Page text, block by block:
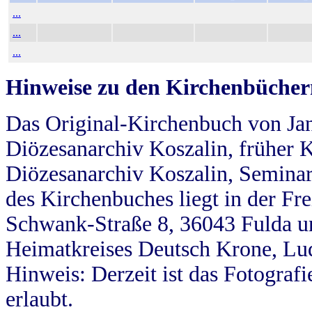
...
...
...
Hinweise zu den
Das Original-Kirchenbuch von
Diözesanarchiv Koszalin, früher
Diözesanarchiv Koszalin,
des Kirchenbuches liegt in der
Schwank-Straße 8, 36043 Fulda
Heimatkreises Deutsch Krone,
Hinweis: Derzeit ist das
erlaubt.